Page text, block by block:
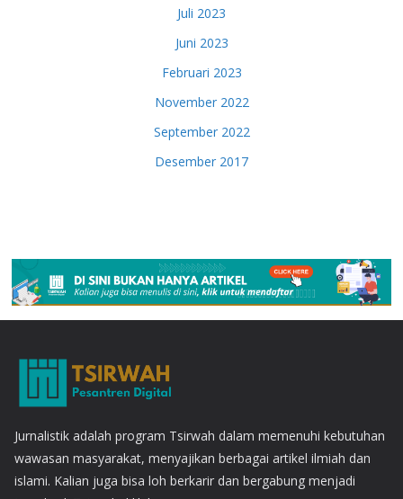
Juli 2023
Juni 2023
Februari 2023
November 2022
September 2022
Desember 2017
Jurnalistik adalah program Tsirwah dalam memenuhi kebutuhan
wawasan masyarakat, menyajikan berbagai artikel ilmiah dan
islami. Kalian juga bisa loh berkarir dan bergabung menjadi